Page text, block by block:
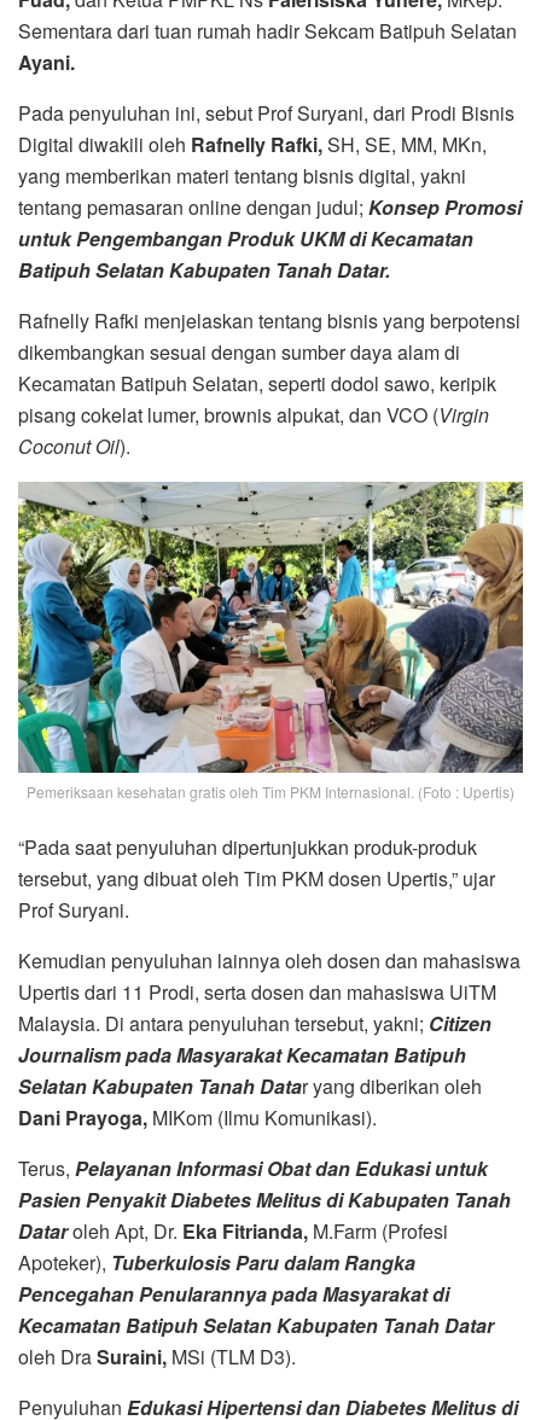
Sementara dari tuan rumah hadir Sekcam Batipuh Selatan
Ayani.
Pada penyuluhan ini, sebut Prof Suryani, dari Prodi Bisnis
Digital diwakili oleh Rafnelly Rafki,SH, SE, MM, MKn,
yang memberikan materi tentang bisnis digital, yakni
tentang pemasaran online dengan judul; Konsep Promosi
untuk Pengembangan Produk UKM di Kecamatan
Batipuh Selatan Kabupaten Tanah Datar.
Rafnelly Rafki menjelaskan tentang bisnis yang berpotensi
dikembangkan sesuai dengan sumber daya alam di
Kecamatan Batipuh Selatan, seperti dodol sawo, keripik
pisang cokelat lumer, brownis alpukat, dan VCO (Virgin
Coconut Oil).
Pemeriksaan kesehatan gratis oleh Tim PKM Internasional. (Foto : Upertis)
“Pada saat penyuluhan dipertunjukkan produk-produk
tersebut, yang dibuat oleh Tim PKM dosen Upertis,” ujar
Prof Suryani.
Kemudian penyuluhan lainnya oleh dosen dan mahasiswa
Upertis dari 11 Prodi, serta dosen dan mahasiswa UiTM
Malaysia. Di antara penyuluhan tersebut, yakni; Citizen
Journalism pada Masyarakat Kecamatan Batipuh
Selatan Kabupaten Tanah Datar yang diberikan oleh
Dani Prayoga, MIKom (Ilmu Komunikasi).
Terus, Pelayanan Informasi Obat dan Edukasi untuk
Pasien Penyakit Diabetes Melitus di Kabupaten Tanah
Dataroleh Apt, Dr. Eka Fitrianda, M.Farm (Profesi
Apoteker), Tuberkulosis Paru dalam Rangka
Pencegahan Penularannya pada Masyarakat di
Kecamatan Batipuh Selatan Kabupaten Tanah Datar
oleh DraSuraini, MSi (TLM D3).
Penyuluhan Edukasi Hipertensi dan Diabetes Melitus di